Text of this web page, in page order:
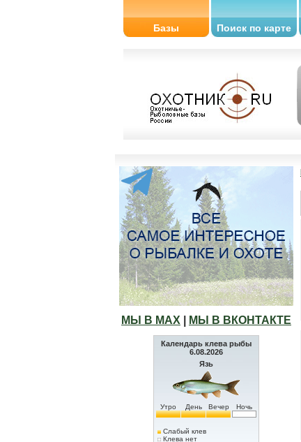
Базы Поиск по карте
МЫ В МАХ МЫ В ВКОНТАКТЕ
Календарь клева рыбы
6.08.2026
Язь
Утро День Вечер Ночь
Слабый клев
Клева нет